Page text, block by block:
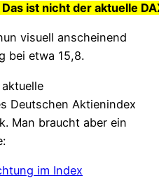
ist nicht der aktuelle
visuell anscheinend
bei etwa 15,8.
Deutschen Aktienindex
Man braucht aber ein
im Index